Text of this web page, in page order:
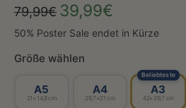
79,99€ 39,99€
50% Poster Sale endet in Kürze
Größe wählen
A5
21×14,8 cm
A4
29,7×21 cm
Beliebteste
A3
42×29,7 cm